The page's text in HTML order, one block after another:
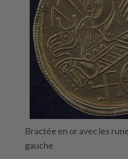
Bractée en or avec les
gauche